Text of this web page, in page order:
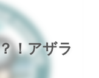
！アザラ